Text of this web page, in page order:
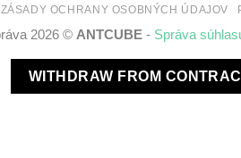
ZÁSADY OCHRANY OSOBNÝCH ÚDAJOV
2026 © ANTCUBE - Správa
WITHDRAW FROM